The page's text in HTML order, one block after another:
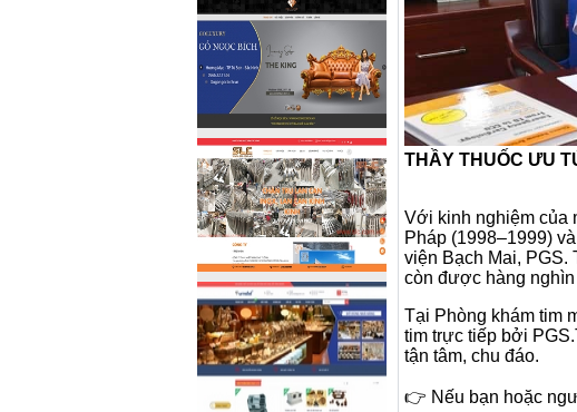
THẦY THUỐC ƯU
Với kinh nghiệm của
Pháp (1998–1999)
viện Bạch Mai,
còn được hàng
Tại Phòng khám tim
tim trực tiếp bởi
tận tâm, chu đáo.
👉 Nếu bạn hoặc